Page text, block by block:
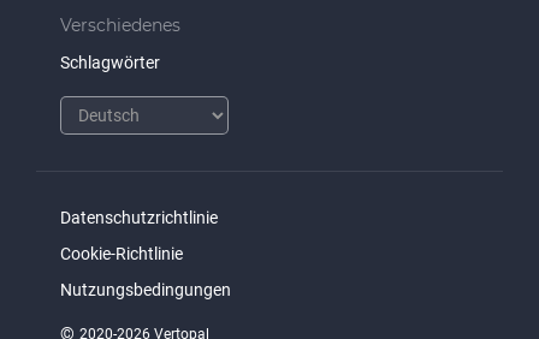
Verschiedenes
Schlagwörter
Datenschutzrichtlinie
Cookie-Richtlinie
Nutzungsbedingungen
© 2020-2026 Vertopal